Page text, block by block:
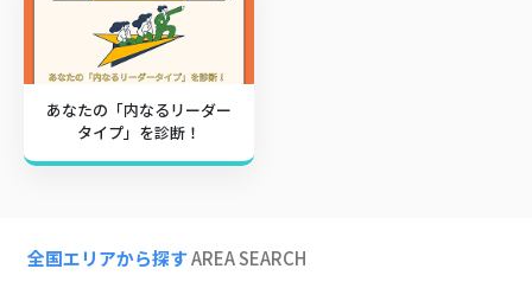
あなたの「内なるリーダー
タイプ」を診断！
全国エリアから探すAREA SEARCH